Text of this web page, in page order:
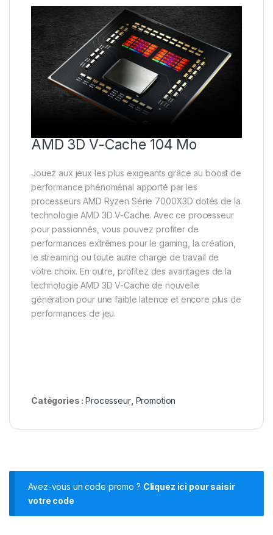
AMD 3D V-Cache 104 Mo
Jouez aux jeux les plus exigeants grâce au boost de
performance phénoménal apporté par les
processeurs AMD Ryzen Série 7000X3D dotés de la
technologie AMD 3D V-Cache. Avec ce processeur
pour passionnés, vous pouvez profiter de
performances extrêmes pour le gaming, la création,
le streaming ou toute autre charge de travail de
votre choix. En outre, profitez des avantages de la
technologie AMD 3D V-Cache de nouvelle
génération pour une faible latence et encore plus de
performances de jeu.
Catégories :Processeur, Promotion
Avez-vous un code promo ? Cliquez ici pour saisir
votre code